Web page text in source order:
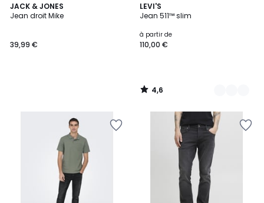
JACK & JONES
Jean droit Mike
39,99 €
LEVI'S
Jean 511™ slim
à partir de
110,00 €
4,6
/ 5
2
Couleurs
4,6
/